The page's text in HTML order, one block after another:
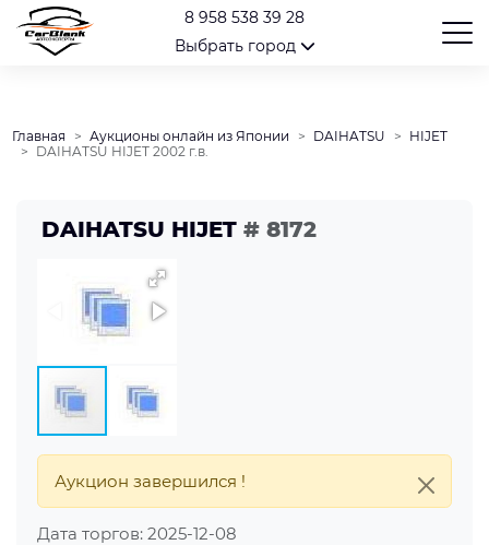
8 958 538 39 28
Выбрать город
Главная Аукционы онлайн из Японии DAIHATSU
HIJET
DAIHATSU HIJET 2002 г.в.
DAIHATSU HIJET # 8172
Аукцион завершился !
Дата торгов: 2025-12-08